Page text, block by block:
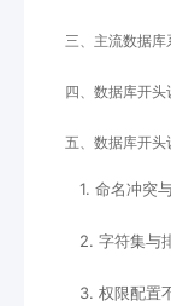
三、主流数据
四、数据库开
五、数据库开头
1. 命名冲突
2. 字符集与
3. 权限配置